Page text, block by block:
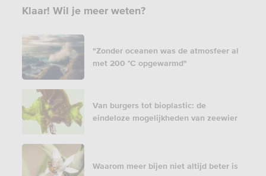
Klaar! Wil je meer weten?
"Zonder oceanen was de atmosfeer al
met 200 °C opgewarmd"
Van burgers tot bioplastic: de
eindeloze mogelijkheden van zeewier
Waarom meer bijen niet altijd beter is